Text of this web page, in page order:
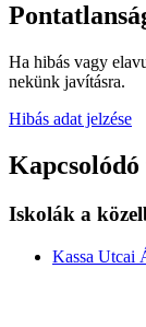
Ha hibás vagy
nekünk javításra.
Hibás adat jelzése
Iskolák a
Kassa Utcai